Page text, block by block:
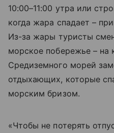
10:00–11:00 утра или
когда жара спадает –
Из-за жары туристы
морское побережье – на
Средиземного морей
отдыхающих, которые
морским бризом.
«Чтобы не потерять